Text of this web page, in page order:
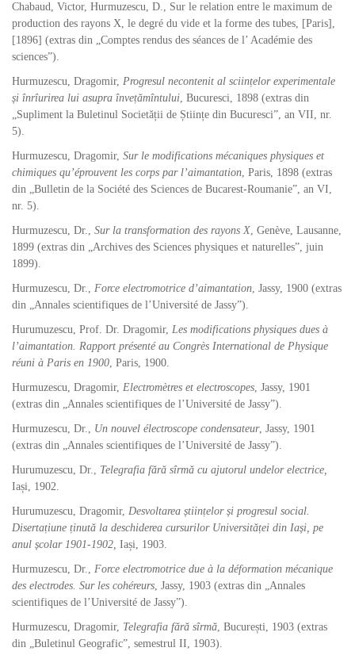
Chabaud, Victor, Hurmuzescu, D., Sur le relation entre le maximum de
production des rayons X, le degré du vide et la forme des tubes, [Paris],
[1896] (extras din „Comptes rendus des séances de l’ Académie des
sciences”).
Hurmuzescu, Dragomir, Progresul necontenit al sciințelor experimentale
și înrîurirea lui asupra învețămîntului, Bucuresci, 1898 (extras din
„Supliment la Buletinul Societății de Științe din Bucuresci”, an VII, nr.
5).
Hurmuzescu, Dragomir, Sur le modifications mécaniques physiques et
chimiques qu’éprouvent les corps par l’aimantation, Paris, 1898 (extras
din „Bulletin de la Société des Sciences de Bucarest-Roumanie”, an VI,
nr. 5).
Hurmuzescu, Dr., Sur la transformation des rayons X, Genève, Lausanne,
1899 (extras din „Archives des Sciences physiques et naturelles”, juin
1899).
Hurmuzescu, Dr., Force electromotrice d’aimantation, Jassy, 1900 (extras
din „Annales scientifiques de l’Université de Jassy”).
Hurumuzescu, Prof. Dr. Dragomir, Les modifications physiques dues à
l’aimantation. Rapport présenté au Congrès International de Physique
réuni à Paris en 1900, Paris, 1900.
Hurmuzescu, Dragomir, Electromètres et electroscopes, Jassy, 1901
(extras din „Annales scientifiques de l’Université de Jassy”).
Hurmuzescu, Dr., Un nouvel électroscope condensateur, Jassy, 1901
(extras din „Annales scientifiques de l’Université de Jassy”).
Hurumuzescu, Dr., Telegrafia fără sîrmă cu ajutorul undelor electrice,
Iași, 1902.
Hurumuzescu, Dragomir, Desvoltarea științelor și progresul social.
Disertațiune ținută la deschiderea cursurilor Universităței din Iași, pe
anul școlar 1901-1902, Iași, 1903.
Hurmuzescu, Dr., Force electromotrice due à la déformation mécanique
des electrodes. Sur les cohéreurs, Jassy, 1903 (extras din „Annales
scientifiques de l’Université de Jassy”).
Hurmuzescu, Dragomir, Telegrafia fără sîrmă, București, 1903 (extras
din „Buletinul Geografic”, semestrul II, 1903).